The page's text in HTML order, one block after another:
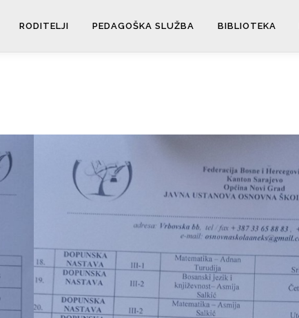
RODITELJI PEDAGOŠKA SLUŽBA BIBLIOTEKA